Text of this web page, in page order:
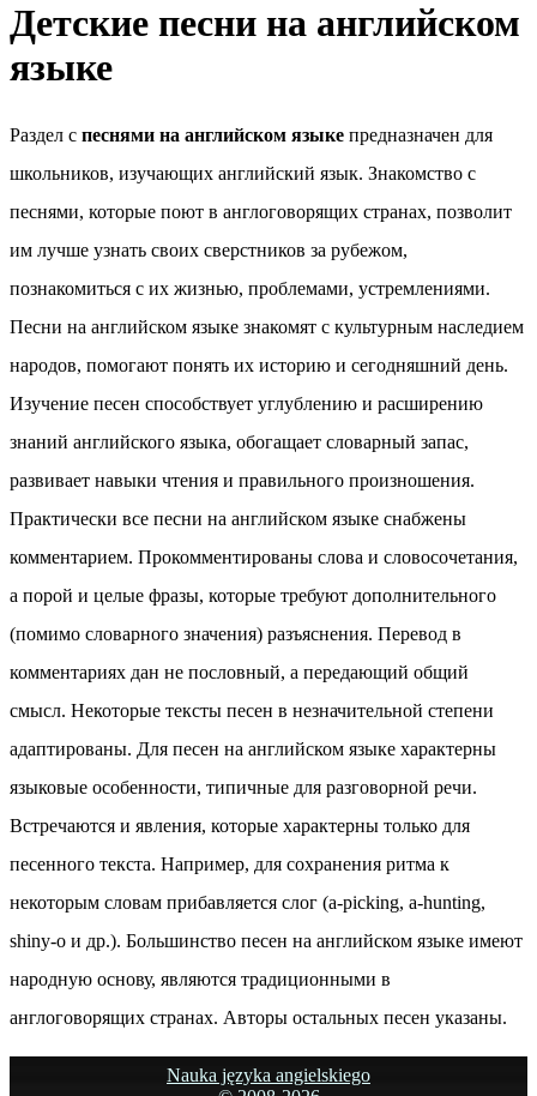
Детские песни на английском
языке
Раздел с песнями на английском языке предназначен для
школьников, изучающих английский язык. Знакомство с
песнями, которые поют в англоговорящих странах, позволит
им лучше узнать своих сверстников за рубежом,
познакомиться с их жизнью, проблемами, устремлениями.
Песни на английском языке знакомят с культурным наследием
народов, помогают понять их историю и сегодняшний день.
Изучение песен способствует углублению и расширению
знаний английского языка, обогащает словарный запас,
развивает навыки чтения и правильного произношения.
Практически все песни на английском языке снабжены
комментарием. Прокомментированы слова и словосочетания,
а порой и целые фразы, которые требуют дополнительного
(помимо словарного значения) разъяснения. Перевод в
комментариях дан не пословный, а передающий общий
смысл. Некоторые тексты песен в незначительной степени
адаптированы. Для песен на английском языке характерны
языковые особенности, типичные для разговорной речи.
Встречаются и явления, которые характерны только для
песенного текста. Например, для сохранения ритма к
некоторым словам прибавляется слог (a-picking, a-hunting,
shiny-o и др.). Большинство песен на английском языке имеют
народную основу, являются традиционными в
англоговорящих странах. Авторы остальных песен указаны.
Nauka języka angielskiego